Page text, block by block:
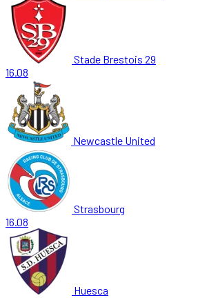
Stade Brestois 29
16.08
Newcastle United
Strasbourg
16.08
Huesca